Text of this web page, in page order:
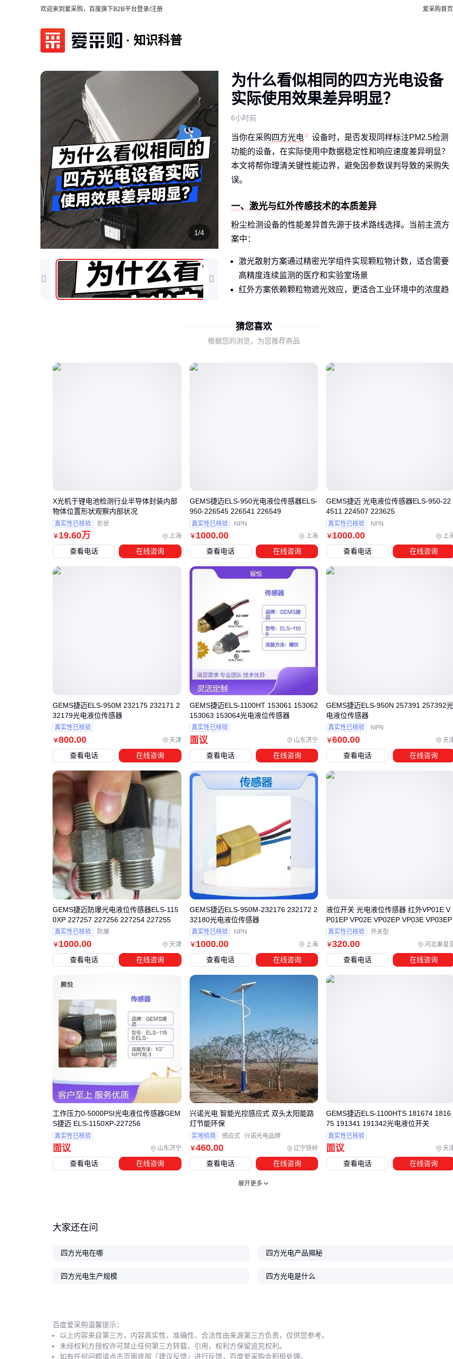
欢迎来到爱采购，百度旗下B2B平台登录/注册 爱采购首页
知识科普
1/4
为什么看似相同的四方光电设备
实际使用效果差异明显？
6小时前
当你在采购四方光电
设备时，是否发现同样标注PM2.5检测
功能的设备，在实际使用中数据稳定性和响应速度差异明显？
本文将帮你理清关键性能边界，避免因参数误判导致的采购失
误。
一、激光与红外传感技术的本质差异
粉尘检测设备的性能差异首先源于技术路线选择。当前主流方
案中：
激光散射方案通过精密光学组件实现颗粒物计数，适合需要
高精度连续监测的医疗和实验室场景
红外方案依赖颗粒物遮光效应，更适合工业环境中的浓度趋
这种底层原理差异直接决定了设备在极端温湿度条件下的稳定
性，以及面对不同粒径颗粒物时的检测可靠性。
二、哪些场景必须选择激光传感方案？
项，而不仅仅是价格差异问题。
三、医疗与工业场景下如何选择适合的四方光电设备？
在医疗和工业两大典型场景中，四方光电设备的选型逻辑存在
本质差异。医疗环境对PM2.5/PM10检测精度要求更高，需要
避免交叉感染风险；而工业场景更关注设备在复杂环境下的稳
定性和长期运行能力。
关键选型维度包括：
精度等级：医疗场景通常需要更高精度的
，而工业场景可接受适度误差
防护设计：工业设备需具备防爆认证和耐高温特性，医疗设
备则侧重密闭防污染结构
响应速度：手术室等医疗场景要求实时监测，工业场景可接
当预算有限时，可考虑 多参数空气质量传感器
这类设备通过集成甲醛、CO2等检测模块，在基础粉尘监测功
能外提供附加价值，适合对综合空气质量有要求的诊所或小型
实验室。但需注意其PM检测精度通常低于专业粉尘传感器。
对于大型工业场所，环境监测设备
经济。这类设备虽然单价较高，但通过集中管理多个监测点和
持续监控扬尘的工地或化工厂。
选型时容易忽视的是后续校准和维护成本。医疗设备通常需要
更频繁的专业校准，而工业设备虽然校准周期较长，但恶劣环
境可能加速传感器损耗。这要求采购时不仅要比较初始价格，
还要评估全生命周期的使用成本。
先考虑专业激光粉尘传感器；如果需要综合环境数据，则多参
数传感器更具性价比。接下来需要关注的是，不同选型对配套
设备的要求有何差异。
四、为什么数据采集器和校准模块是必选组合？
采购四方光电设备后，许多用户常忽略第三方设备的协议兼容
性问题。不同品牌的数据采集器可能采用Modbus、RS485或
自定义协议，若主设备不支持对应通讯标准，将导致系统集成
失败。 建议优先确认设备是否开放协议文档，或选择配套厂商
提供的矿用本安型数据采集器
动，能减少调试时间。
校准模块的缺失会放大长期使用误差。粉尘传感器受环境温湿
度影响会产生漂移，而市售
持单点校正。对于需要连续监测的场景，应选择带自动校准功
PT100温度传感器探头
实时补偿环境变
量。
系统扩展时需注意线材的电磁兼容性。工业现场常因长距离传
输导致信号衰减，采用带屏蔽层的RJ45网络延长线
比普通线
缆更稳定。若主设备接口特殊，可定制
五、如何通过预防性维护降低全生命周期成本？
运输和存储方式直接影响设备寿命。临时停机时应将
块
放入防尘运输箱
猜您喜欢
根据您的浏览，为您推荐商品
￥ 19.60万 上海
X光机于锂电池检测行业半导体封装内部
物体位置形状观察内部状况
真实性已核验 形状
查看电话 在线咨询
￥ 1000.00 上海
GEMS捷迈ELS-950光电液位传感器ELS-
950-226545 226541 226549
真实性已核验 NPN
查看电话 在线咨询
￥ 1000.00 上
GEMS捷迈 光电液位传感器ELS-950-22
4511 224507 223625
真实性已核验 NPN
查看电话 在线咨询
￥800.00 天津
GEMS捷迈ELS-950M 232175 232171 2
32179光电液位传感器
真实性已核验
查看电话 在线咨询
面议 山东济宁
GEMS捷迈ELS-1100HT 153061 153062
153063 153064光电液位传感器
真实性已核验
查看电话 在线咨询
￥600.00 天
GEMS捷迈ELS-950N 257391 257392
电液位传感器
真实性已核验 NPN
查看电话 在线咨询
￥1000.00 天津
GEMS捷迈防爆光电液位传感器ELS-115
0XP 227257 227256 227254 227255
真实性已核验 防爆
查看电话 在线咨询
￥1000.00 上海
GEMS捷迈ELS-950M-232176 232172 2
32180光电液位传感器
真实性已核验 NPN
查看电话 在线咨询
￥320.00 河北秦皇
液位开关 光电液位传感器 红外VP01E V
P01EP VP02E VP02EP VP03E VP03EP
真实性已核验 开关型
查看电话 在线咨询
面议 山东济宁
工作压力0-5000PSI光电液位传感器GEM
S捷迈 ELS-1150XP-227256
真实性已核验
查看电话 在线咨询
￥460.00 辽宁铁岭
兴诺光电 智能光控感应式 双头太阳能路
灯节能环保
实地验商 感应式 兴诺光电品牌
查看电话 在线咨询
面议 天
GEMS捷迈ELS-1100HTS 181674 1816
75 191341 191342光电液位开关
真实性已核验
查看电话 在线咨询
展开更多
大家还在问
四方光电在哪 四方光电产品揭秘
四方光电生产规模 四方光电是什么
百度爱采购温馨提示：
以上内容来自第三方，内容真实性、准确性、合法性由来源第三方负责，仅供您参考。
未经权利方授权许可禁止任何第三方转载、引用，权利方保留追究权利。
如有任何问题请点击页面底部『建议反馈』进行反馈，百度爱采购会积极处理。